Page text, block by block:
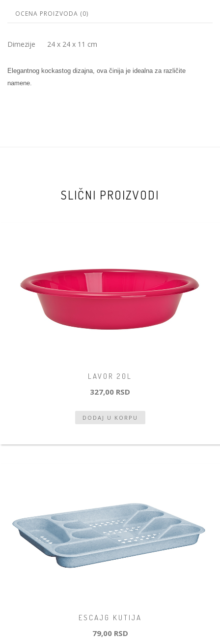
OCENA PROIZVODA (0)
Dimezije 24 x 24 x 11 cm
Elegantnog kockastog dizajna, ova činija je idealna za različite
namene.
SLIČNI PROIZVODI
LAVOR 20L
327,00 RSD
ESCAJG KUTIJA
79,00 RSD